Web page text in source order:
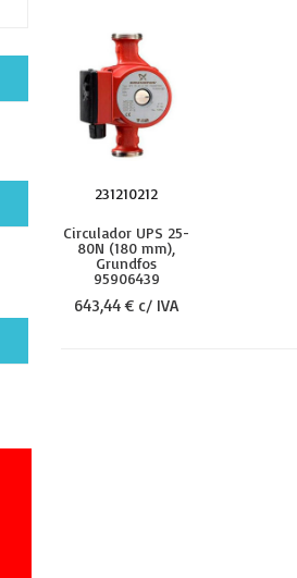
231210212
Circulador UPS 25-
80N (180 mm),
Grundfos
95906439
643,44 € c/ IVA